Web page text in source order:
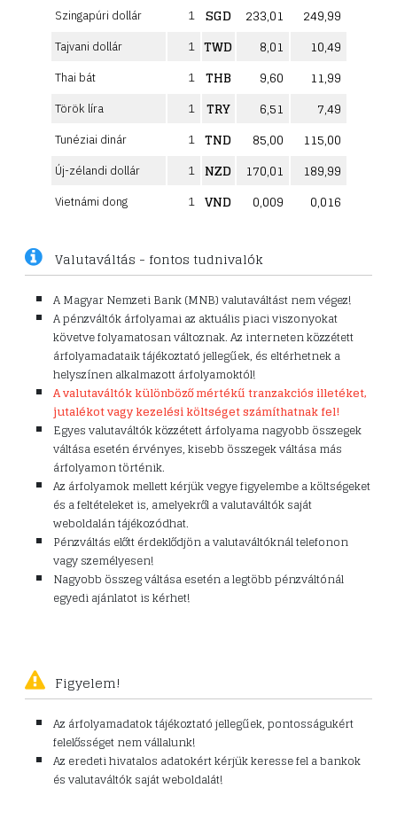
Szingapúri dollár 1 SGD 233,01 249,99
Tajvani dollár 1 TWD 8,01 10,49
Thai bát 1 THB 9,60 11,99
Török líra 1 TRY 6,51 7,49
Tunéziai dinár 1 TND 85,00 115,00
Új-zélandi dollár 1 NZD 170,01 189,99
Vietnámi dong 1 VND 0,009 0,016
Valutaváltás - fontos tudnivalók
A Magyar Nemzeti Bank (MNB) valutaváltást nem végez!
A pénzváltók árfolyamai az aktuális piaci viszonyokat
követve folyamatosan változnak. Az interneten közzétett
árfolyamadataik tájékoztató jellegűek, és eltérhetnek a
helyszínen alkalmazott árfolyamoktól!
A valutaváltók különböző mértékű tranzakciós illetéket,
jutalékot vagy kezelési költséget számíthatnak fel!
Egyes valutaváltók közzétett árfolyama nagyobb összegek
váltása esetén érvényes, kisebb összegek váltása más
árfolyamon történik.
Az árfolyamok mellett kérjük vegye figyelembe a költségeket
és a feltételeket is, amelyekről a valutaváltók saját
weboldalán tájékozódhat.
Pénzváltás előtt érdeklődjön a valutaváltóknál telefonon
vagy személyesen!
Nagyobb összeg váltása esetén a legtöbb pénzváltónál
egyedi ajánlatot is kérhet!
Figyelem!
Az árfolyamadatok tájékoztató jellegűek, pontosságukért
felelősséget nem vállalunk!
Az eredeti hivatalos adatokért kérjük keresse fel a bankok
és valutaváltók saját weboldalát!